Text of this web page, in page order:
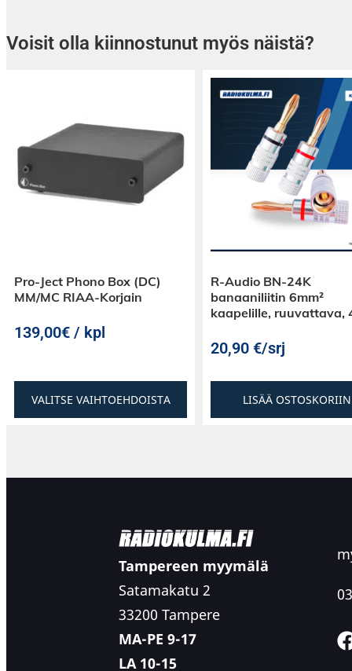
Voisit olla kiinnostunut myös näistä?
Pro-Ject Phono Box (DC)
MM/MC RIAA-Korjain
139,00€ / kpl
VALITSE VAIHTOEHDOISTA
R-Audio BN-24K
banaaniliitin 6mm²
kaapelille, ruuvattava,
20,90 €/srj
LISÄÄ OSTOSKORIIN
Tampereen myymälä
Satamakatu 2
33200 Tampere
MA-PE 9-17
LA 10-15